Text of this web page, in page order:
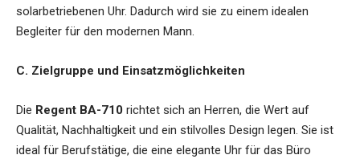
solarbetriebenen Uhr. Dadurch wird sie zu einem idealen
Begleiter für den modernen Mann.
C. Zielgruppe und Einsatzmöglichkeiten
Die Regent BA-710 richtet sich an Herren, die Wert auf
Qualität, Nachhaltigkeit und ein stilvolles Design legen. Sie ist
ideal für Berufstätige, die eine elegante Uhr für das Büro